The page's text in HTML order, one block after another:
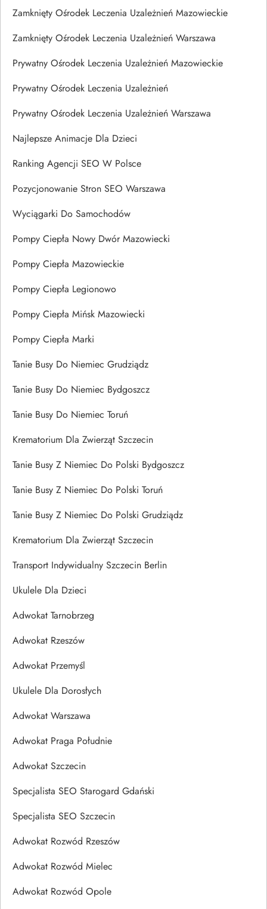
Zamknięty Ośrodek Leczenia Uzależnień Mazowieckie
Zamknięty Ośrodek Leczenia Uzależnień Warszawa
Prywatny Ośrodek Leczenia Uzależnień Mazowieckie
Prywatny Ośrodek Leczenia Uzależnień
Prywatny Ośrodek Leczenia Uzależnień Warszawa
Najlepsze Animacje Dla Dzieci
Ranking Agencji SEO W Polsce
Pozycjonowanie Stron SEO Warszawa
Wyciągarki Do Samochodów
Pompy Ciepła Nowy Dwór Mazowiecki
Pompy Ciepła Mazowieckie
Pompy Ciepła Legionowo
Pompy Ciepła Mińsk Mazowiecki
Pompy Ciepła Marki
Tanie Busy Do Niemiec Grudziądz
Tanie Busy Do Niemiec Bydgoszcz
Tanie Busy Do Niemiec Toruń
Krematorium Dla Zwierząt Szczecin
Tanie Busy Z Niemiec Do Polski Bydgoszcz
Tanie Busy Z Niemiec Do Polski Toruń
Tanie Busy Z Niemiec Do Polski Grudziądz
Krematorium Dla Zwierząt Szczecin
Transport Indywidualny Szczecin Berlin
Ukulele Dla Dzieci
Adwokat Tarnobrzeg
Adwokat Rzeszów
Adwokat Przemyśl
Ukulele Dla Dorosłych
Adwokat Warszawa
Adwokat Praga Południe
Adwokat Szczecin
Specjalista SEO Starogard Gdański
Specjalista SEO Szczecin
Adwokat Rozwód Rzeszów
Adwokat Rozwód Mielec
Adwokat Rozwód Opole